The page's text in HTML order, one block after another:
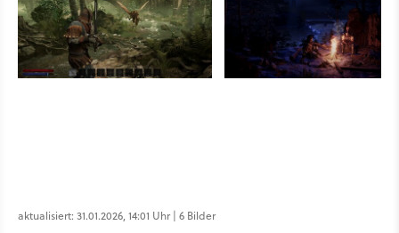
aktualisiert: 31.01.2026, 14:01 Uhr | 6 Bilder